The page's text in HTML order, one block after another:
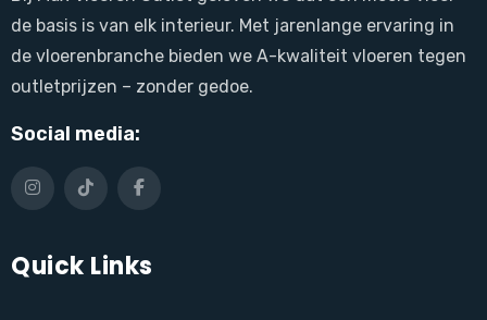
de basis is van elk interieur. Met jarenlange ervaring in
de vloerenbranche bieden we A-kwaliteit vloeren tegen
outletprijzen – zonder gedoe.
Social media:
Quick Links